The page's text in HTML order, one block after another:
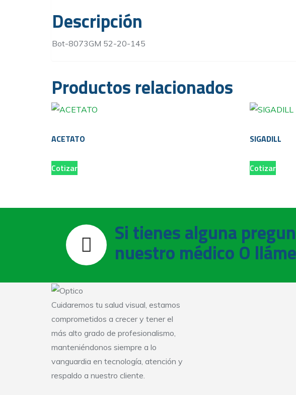
Descripción
Bot-8073GM 52-20-145
Productos relacionados
ACETATO
Cotizar
SIGADILL
Cotizar
Si tienes alguna
nuestro médico O
Cuidaremos tu salud visual, estamos
comprometidos a crecer y tener el
más alto grado de profesionalismo,
manteniéndonos siempre a lo
vanguardia en tecnología, atención y
respaldo a nuestro cliente.